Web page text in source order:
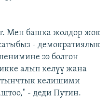
Мен башка жолдор жок
- демократиялык
ээ болгон
алып келүү жана
келишими
- деди Путин.